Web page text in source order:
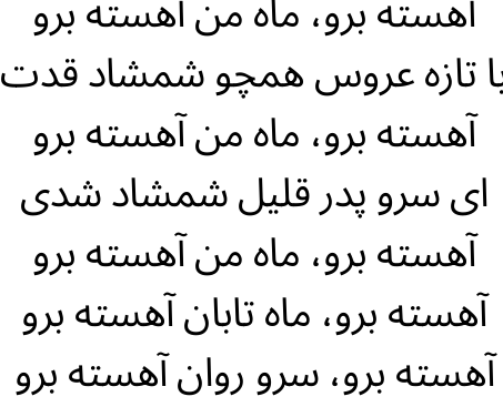
تازه عروس همچو شمشاد قدت
آهسته برو، ماه من آهسته برو
ای سرو پدر قلیل شمشاد شدی
آهسته برو، ماه من آهسته برو
آهسته برو، ماه تابان آهسته برو
آهسته برو، سرو روان آهسته برو